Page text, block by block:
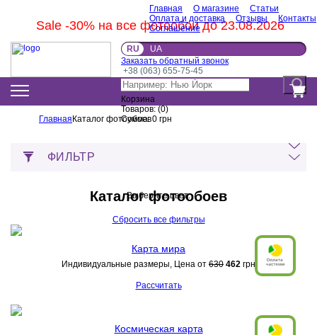
Sale -30% на все фотообои до 23.08.2026
Главная О магазине
Статьи
Оплата и доставка
Отзывы
Контакты
Соглашение
RU
UA
Заказать обратный звонок
+38 (063) 655-75-45
Корзина
Товаров: (0)
Сумма: 0 грн
Главная Каталог фотообоев
ФИЛЬТР
Каталог фотообоев
Выберите цвет:
Сбросить все фильтры
Карта мира
Индивидуальные размеры, Цена от 630 462 грн
Рассчитать
Космическая карта